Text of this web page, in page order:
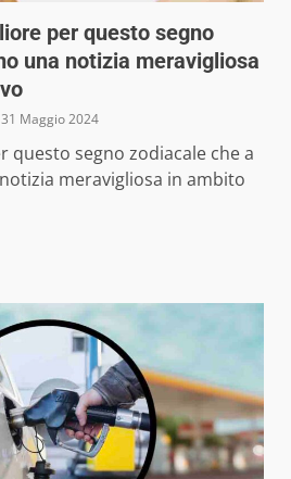
per questo segno
una notizia meravigliosa
31 Maggio 2024
questo segno zodiacale che a
meravigliosa in ambito